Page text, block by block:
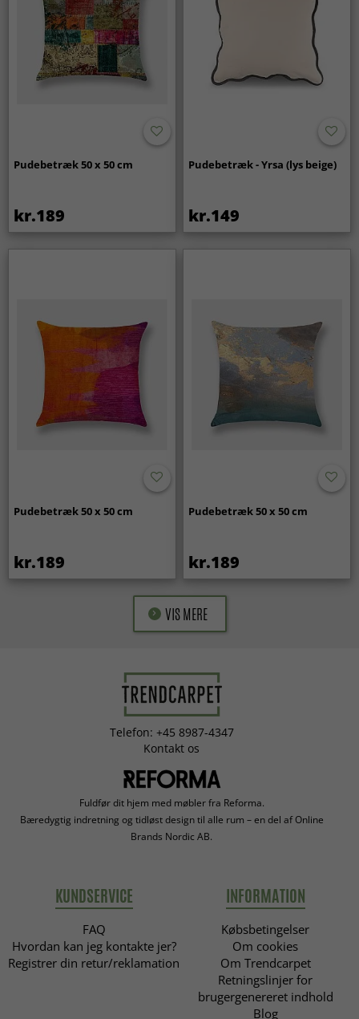
Pudebetræk 50 x 50 cm
kr.189
Pudebetræk - Yrsa (lys beige)
kr.149
Pudebetræk 50 x 50 cm
kr.189
Pudebetræk 50 x 50 cm
kr.189
VIS MERE
Telefon: +45 8987-4347
Kontakt os
Fuldfør dit hjem med møbler fra Reforma.
Bæredygtig indretning og tidløst design til alle rum – en del af Online
Brands Nordic AB.
KUNDSERVICE
FAQ
Hvordan kan jeg kontakte jer?
Registrer din retur/reklamation
INFORMATION
Købsbetingelser
Om cookies
Om Trendcarpet
Retningslinjer for
brugergenereret indhold
Blog